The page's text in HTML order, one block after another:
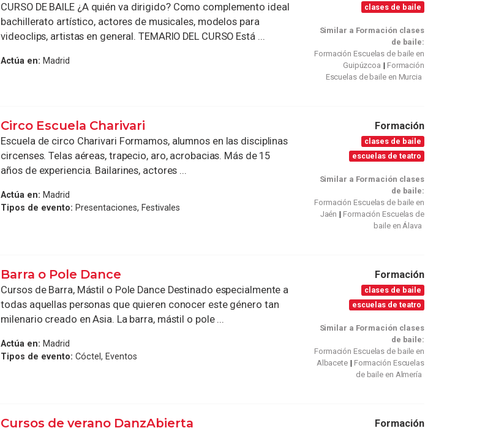
CURSO DE BAILE ¿A quién va dirigido? Como complemento ideal
bachillerato artístico, actores de musicales, modelos para
videoclips, artistas en general. TEMARIO DEL CURSO Está ...
Actúa en: Madrid
clases de baile
Similar a Formación clases
de baile:
Formación Escuelas de baile en
Guipúzcoa
Formación
Escuelas de baile en Murcia
Circo Escuela Charivari
Escuela de circo Charivari Formamos, alumnos en las disciplinas
circenses. Telas aéreas, trapecio, aro, acrobacias. Más de 15
años de experiencia. Bailarines, actores ...
Actúa en: Madrid
Tipos de evento: Presentaciones, Festivales
Formación
clases de baile
escuelas de teatro
Similar a Formación clases
de baile:
Formación Escuelas de baile en
Jaén
Formación Escuelas de
baile en Álava
Barra o Pole Dance
Cursos de Barra, Mástil o Pole Dance Destinado especialmente a
todas aquellas personas que quieren conocer este género tan
milenario creado en Asia. La barra, mástil o pole ...
Actúa en: Madrid
Tipos de evento: Cóctel, Eventos
Formación
clases de baile
escuelas de teatro
Similar a Formación clases
de baile:
Formación Escuelas de baile en
Albacete
Formación Escuelas
de baile en Almería
Cursos de verano DanzAbierta Formación